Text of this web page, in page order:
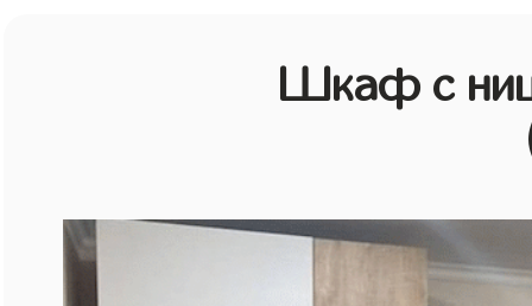
Шкаф с